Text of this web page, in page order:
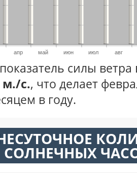
апр май июн июл авг
силы ветра
м./с., что делает
в году.
СОЛНЕЧНЫХ